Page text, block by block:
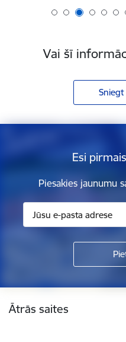
Vai šī
Esi
Piesakies jaunumu
Ātrās saites